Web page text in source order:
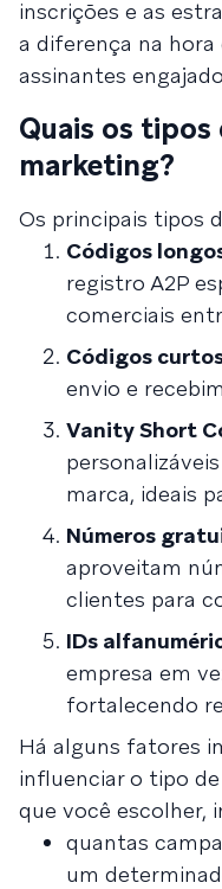
inscrições e as
a diferença na
assinantes
Quais os tipos
marketing?
Os principais tipos
Códigos
registro A2P
comerciais
Códigos
envio e
Vanity Short
marca, ideais
Números
aproveitam
clientes para
IDs
empresa em
fortalecendo
Há alguns fatores
influenciar o tipo
que você escolher,
quantas
um